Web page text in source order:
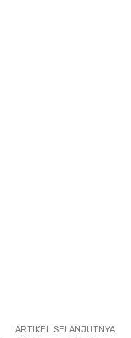
ARTIKEL SELANJUTNYA